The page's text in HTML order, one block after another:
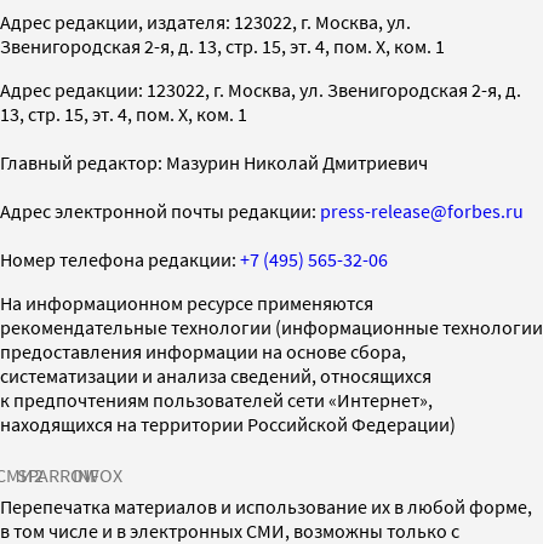
Адрес редакции, издателя: 123022, г. Москва, ул.
Звенигородская 2-я, д. 13, стр. 15, эт. 4, пом. X, ком. 1
Адрес редакции: 123022, г. Москва, ул. Звенигородская 2-я, д.
13, стр. 15, эт. 4, пом. X, ком. 1
Главный редактор: Мазурин Николай Дмитриевич
Адрес электронной почты редакции: press-release@forbes.ru
Номер телефона редакции: +7 (495) 565-32-06
На информационном ресурсе применяются
рекомендательные технологии (информационные технологии
предоставления информации на основе сбора,
систематизации и анализа сведений, относящихся
к предпочтениям пользователей сети «Интернет»,
находящихся на территории Российской Федерации)
SPARROWINFOX
Перепечатка материалов и использование их в любой форме,
в том числе и в электронных СМИ, возможны только с